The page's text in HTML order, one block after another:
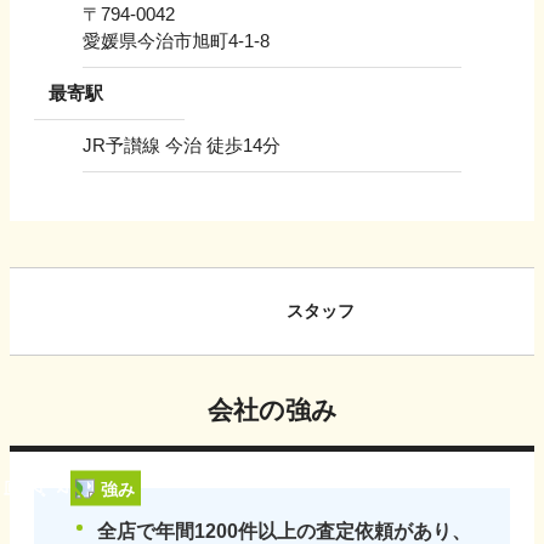
〒 794-0042
愛媛県今治市旭町4-1-8
最寄駅
JR予讃線 今治 徒歩14分
スタッフ
会社の強み
強み
全店で年間1200件以上の査定依頼があり、